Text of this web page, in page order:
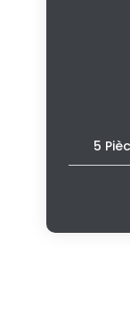
5